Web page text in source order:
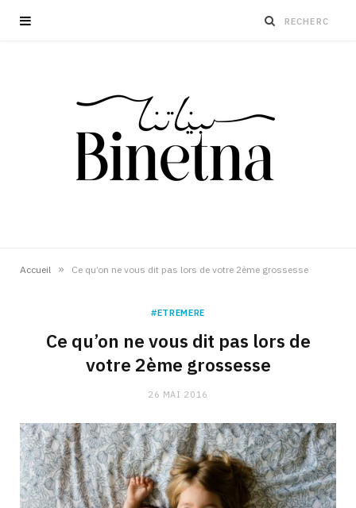
Accueil » Ce qu’on ne vous dit pas lors de votre 2ème grossesse
#ETREMERE
Ce qu’on ne vous dit pas lors de
votre 2ème grossesse
26 MAI 2016